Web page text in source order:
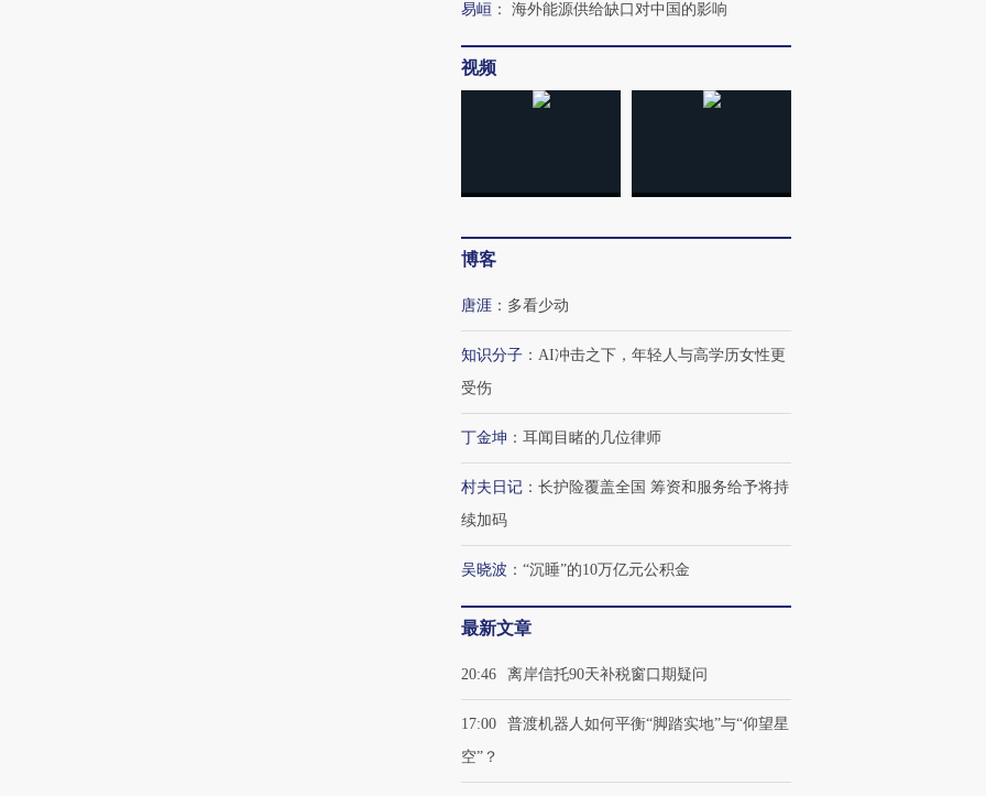
易峘 ： 海外能源供给缺口对中国的影响
视频
博客
唐涯 ： 多看少动
知识分子 ： AI冲击之下，年轻人与高学历女性更
受伤
丁金坤 ： 耳闻目睹的几位律师
村夫日记 ： 长护险覆盖全国 筹资和服务给予将持
续加码
吴晓波 ： “沉睡”的10万亿元公积金
最新文章
20:46 离岸信托90天补税窗口期疑问
17:00
普渡机器人如何平衡“脚踏实地”与“仰望星
空”？